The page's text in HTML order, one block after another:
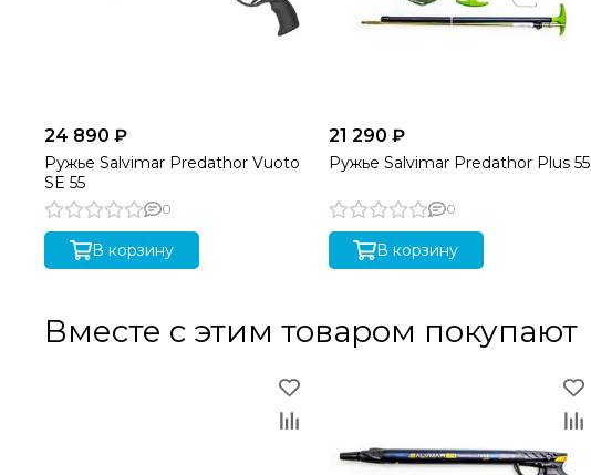
24 890 ₽
Ружье Salvimar Predathor Vuoto
SE 55
0
В корзину
21 290 ₽
Ружье Salvimar Predathor Plus 55
0
В корзину
Вместе с этим товаром покупают